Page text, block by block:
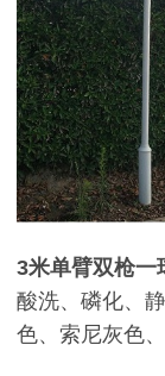
3米单臂双枪一
酸洗、磷化、
色、索尼灰色、